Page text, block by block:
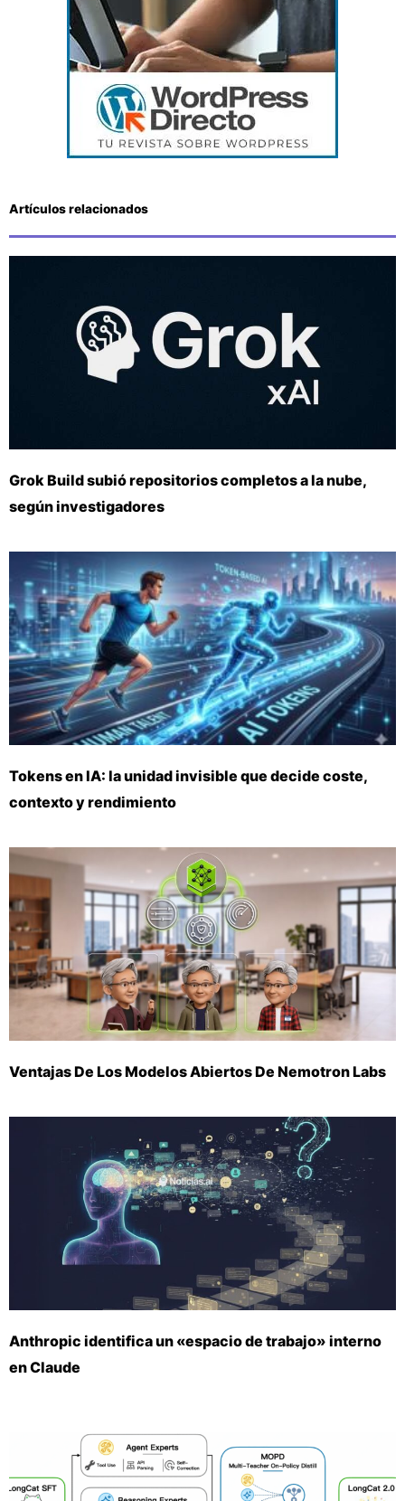
Artículos relacionados
Grok Build subió repositorios completos a la nube,
según investigadores
Tokens en IA: la unidad invisible que decide coste,
contexto y rendimiento
Ventajas De Los Modelos Abiertos De Nemotron Labs
Anthropic identifica un «espacio de trabajo» interno
en Claude